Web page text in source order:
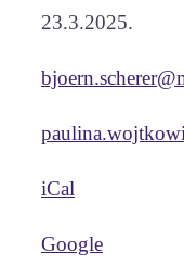
23.3.2025.
iCal
Google